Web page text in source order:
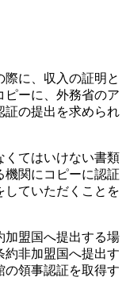
に、収入の証明と
ピーに、外務省のア
証の提出を求められ
くてはいけない書類
機関にコピーに認証
していただくことを
加盟国へ提出する場
約非加盟国へ提出す
の領事認証を取得す